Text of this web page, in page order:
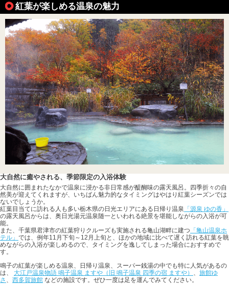
紅葉が楽しめる温泉の魅力
大自然に癒やされる、季節限定の入浴体験
大自然に囲まれたなかで温泉に浸かる非日常感が醍醐味の露天風呂。四季折々の自
然美が迎えてくれますが、いちばん魅力的なタイミングはやはり紅葉シーズンでは
ないでしょうか。
紅葉目当てに訪れる人も多い栃木県の日光エリアにある日帰り温泉 「源泉 ゆの香」
の露天風呂からは、奥日光湯元温泉随一といわれる絶景を堪能しながらの入浴が可
能。
また、千葉県君津市の紅葉狩りクルーズも実施される亀山湖畔に建つ 「亀山温泉ホ
テル」 では、例年11月下旬～12月上旬と、ほかの地域に比べて遅く訪れる紅葉を眺
めながらの入浴が楽しめるので、タイミングを逸してしまった場合におすすめで
す。
鳴子の紅葉が楽しめる温泉、日帰り温泉、スーパー銭湯の中でも特に人気があるの
は、 大江戸温泉物語 鳴子温泉 ますや（旧 鳴子温泉 四季の宿 ますや）
旅館ゆ
さ
西多賀旅館 などの施設です。ぜひ一度は足を運んでみてください。